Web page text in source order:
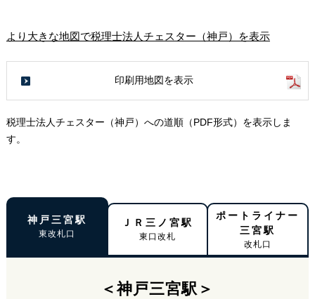
より大きな地図で税理士法人チェスター（神戸）を表示
印刷用地図を表示
税理士法人チェスター（神戸）への道順（PDF形式）を表示しま
す。
神戸三宮駅
東改札口
ＪＲ三ノ宮駅
東口改札
ポートライナー
三宮駅
改札口
＜神戸三宮駅＞